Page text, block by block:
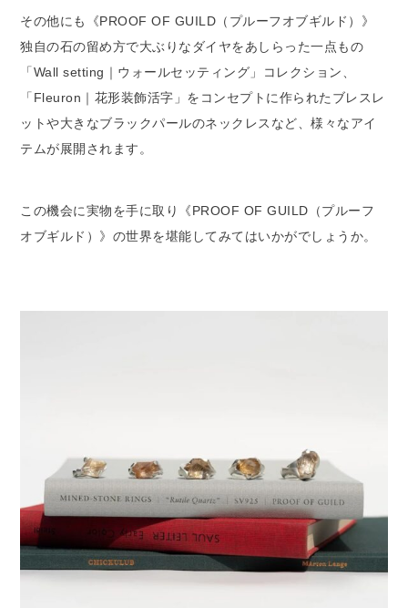
その他にも《PROOF OF GUILD（プルーフオブギルド）》
独自の石の留め方で大ぶりなダイヤをあしらった一点もの
「Wall setting｜ウォールセッティング」コレクション、
「Fleuron｜花形装飾活字」をコンセプトに作られたブレスレ
ットや大きなブラックパールのネックレスなど、様々なアイ
テムが展開されます。
この機会に実物を手に取り《PROOF OF GUILD（プルーフ
オブギルド）》の世界を堪能してみてはいかがでしょうか。